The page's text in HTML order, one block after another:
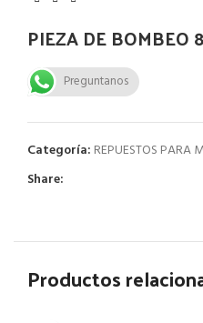
PIEZA DE BOMBEO 8
Preguntanos
Categoría: REPUESTOS PARA
Share:
Productos